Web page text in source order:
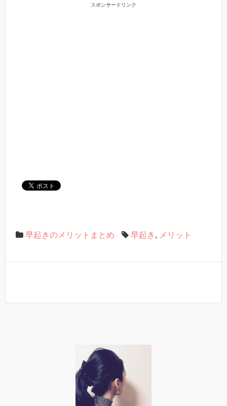
スポンサードリンク
早起きのメリットまとめ 早起き , メリット